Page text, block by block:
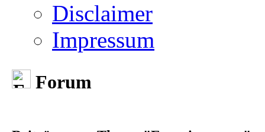
Disclaimer
Impressum
Forum